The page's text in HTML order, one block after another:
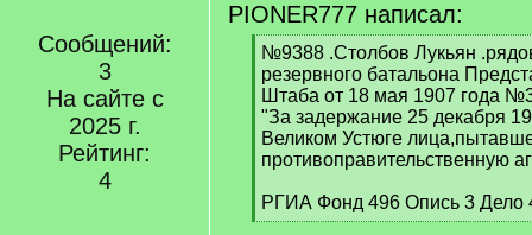
Сообщений:
3
На сайте с
2025 г.
Рейтинг:
4
PIONER777 написал:
[
q
]
№9388 .Столбов Лукьян
резервного батальона
Штаба от 18 мая 1907 года
"За задержание 25 декабря
Великом Устюге
противоправительственную
РГИА Фонд 496 Опись 3 Дело
[